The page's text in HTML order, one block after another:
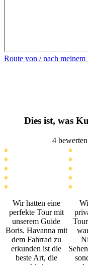
Route von / nach
Dies ist, was
4
Wir hatten eine
perfekte Tour mit
unserem Guide
Boris. Havanna mit
dem Fahrrad zu
erkunden ist die
beste Art, die